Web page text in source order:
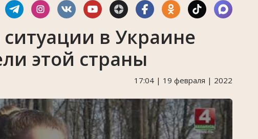
ситуации в Украине
этой страны
17:04 | 19 февраля | 2022